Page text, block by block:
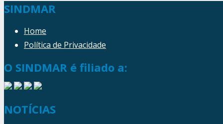
SINDMAR
Home
Política de Privacidade
O SINDMAR é filiado a:
NOTÍCIAS